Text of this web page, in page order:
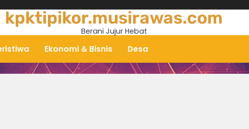
kpktipikor.musirawas.com
Berani Jujur Hebat
Ekonomi & Bisnis Desa